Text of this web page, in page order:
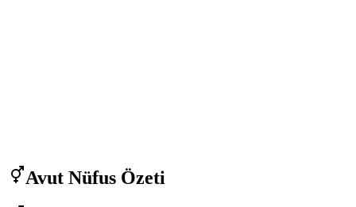
Avut Nüfus Özeti